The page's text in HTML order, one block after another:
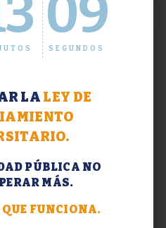
10
SEGUNDOS
LA LEY DE
PÚBLICA NO
MÁS.
QUE FUNCIONA.
2026.